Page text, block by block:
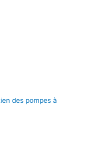
des pompes à